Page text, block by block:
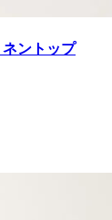
ネントップ